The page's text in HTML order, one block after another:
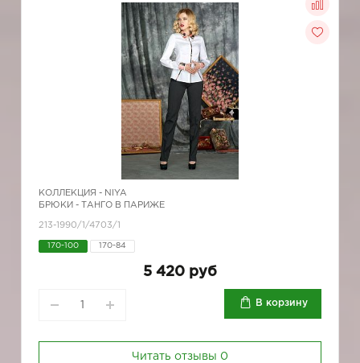
КОЛЛЕКЦИЯ - NIYA
БРЮКИ - ТАНГО В ПАРИЖЕ
213-1990/1/4703/1
170-100 170-84
5 420 руб
В корзину
Читать отзывы 0